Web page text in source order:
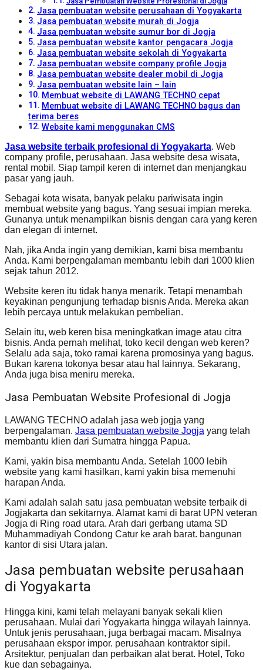
Jasa pembuatan website perusahaan di Yogyakarta
Jasa pembuatan website murah di Jogja
Jasa pembuatan website sumur bor di Jogja
Jasa pembuatan website kantor pengacara Jogja
Jasa pembuatan website sekolah di Yogyakarta
Jasa pembuatan website company profile Jogja
Jasa pembuatan website dealer mobil di Jogja
Jasa pembuatan website lain – lain
Membuat website di LAWANG TECHNO cepat
Membuat website di LAWANG TECHNO bagus dan
terima beres
Website kami menggunakan CMS
Jasa website terbaik profesional di Yogyakarta. Web
company profile, perusahaan. Jasa website desa wisata,
rental mobil. Siap tampil keren di internet dan menjangkau
pasar yang jauh.
Sebagai kota wisata, banyak pelaku pariwisata ingin
membuat website yang bagus. Yang sesuai impian mereka.
Gunanya untuk menampilkan bisnis dengan cara yang keren
dan elegan di internet.
Nah, jika Anda ingin yang demikian, kami bisa membantu
Anda. Kami berpengalaman membantu lebih dari 1000 klien
sejak tahun 2012.
Website keren itu tidak hanya menarik. Tetapi menambah
keyakinan pengunjung terhadap bisnis Anda. Mereka akan
lebih percaya untuk melakukan pembelian.
Selain itu, web keren bisa meningkatkan image atau citra
bisnis. Anda pernah melihat, toko kecil dengan web keren?
Selalu ada saja, toko ramai karena promosinya yang bagus.
Bukan karena tokonya besar atau hal lainnya. Sekarang,
Anda juga bisa meniru mereka.
Jasa Pembuatan Website Profesional di Jogja
LAWANG TECHNO adalah jasa web jogja yang
berpengalaman. Jasa pembuatan website Jogja yang telah
membantu klien dari Sumatra hingga Papua.
Kami, yakin bisa membantu Anda. Setelah 1000 lebih
website yang kami hasilkan, kami yakin bisa memenuhi
harapan Anda.
Kami adalah salah satu jasa pembuatan website terbaik di
Jogjakarta dan sekitarnya. Alamat kami di barat UPN veteran
Jogja di Ring road utara. Arah dari gerbang utama SD
Muhammadiyah Condong Catur ke arah barat. bangunan
kantor di sisi Utara jalan.
Jasa pembuatan website perusahaan
di Yogyakarta
Hingga kini, kami telah melayani banyak sekali klien
perusahaan. Mulai dari Yogyakarta hingga wilayah lainnya.
Untuk jenis perusahaan, juga berbagai macam. Misalnya
perusahaan ekspor impor. perusahaan kontraktor sipil.
Arsitektur, penjualan dan perbaikan alat berat. Hotel, Toko
kue dan sebagainya.